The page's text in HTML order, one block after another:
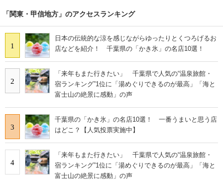
「関東・甲信地方」のアクセスランキング
1
日本の伝統的な涼を感じながらゆったりとくつろげるお
店などを紹介！ 千葉県の「かき氷」の名店10選！
2
「来年もまた行きたい」 千葉県で人気の“温泉旅館・
宿ランキング”1位に「湯めぐりできるのが最高」「海と
富士山の絶景に感動」の声
3
千葉県の「かき氷」の名店10選！ 一番うまいと思う店
はどこ？【人気投票実施中】
4
「来年もまた行きたい」 千葉県で人気の“温泉旅館・
宿ランキング”1位に「湯めぐりできるのが最高」「海と
富士山の絶景に感動」の声